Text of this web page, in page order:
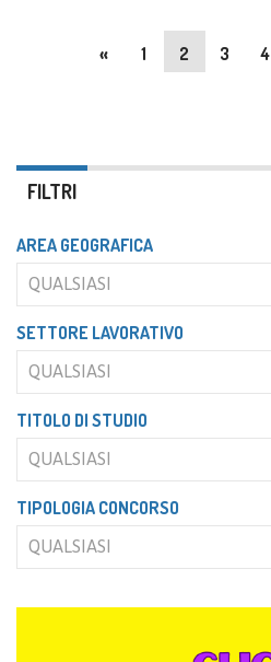
« 1 2 3 4
FILTRI
AREA GEOGRAFICA
QUALSIASI
SETTORE LAVORATIVO
QUALSIASI
TITOLO DI STUDIO
QUALSIASI
TIPOLOGIA CONCORSO
QUALSIASI